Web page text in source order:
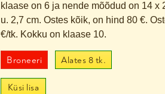
klaase on 6 ja nende mõõdud on 14 x
u. 2,7 cm. Ostes kõik, on hind 80 €.
€/tk. Kokku on klaase 10.
Broneeri Alates 8 tk.
Küsi lisa